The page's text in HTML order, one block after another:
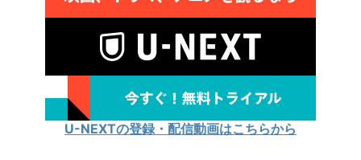
U-NEXTの登録・配信動画はこちらから